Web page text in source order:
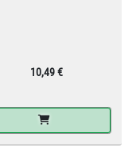
10,49 €